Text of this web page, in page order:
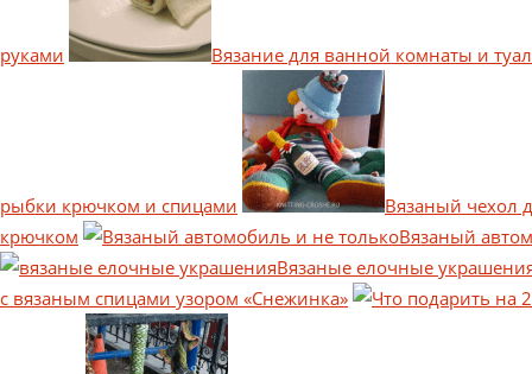
руками Вязание для ванной комнаты и
рыбки крючком и спицами
Вязаный чехол
крючком
Вязаный
Вязаные елочные
с вязаным спицами узором «Снежинка»